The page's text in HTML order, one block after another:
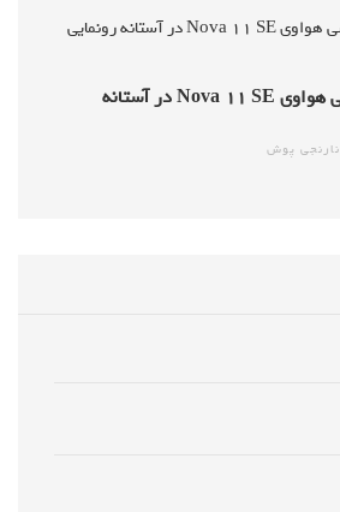
مشخصات کامل گوشی هواوی Nova ۱۱ SE در آستانه
نارنجی پوش